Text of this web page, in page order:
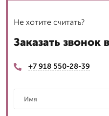
Не хотите считать?
Заказать звонок
+7 918 550-28-39